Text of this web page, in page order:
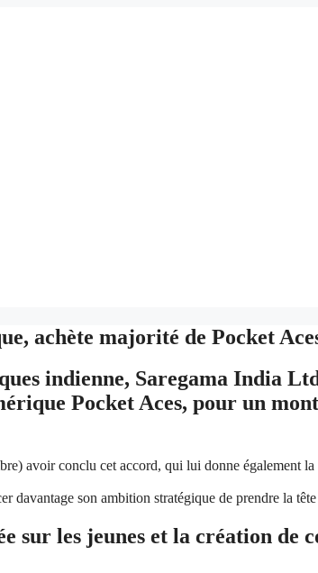
achète majorité de Pocket
indienne, Saregama India
Pocket Aces, pour un
avoir conclu cet accord, qui lui donne également
davantage son ambition stratégique de prendre la
sur les jeunes et la création de